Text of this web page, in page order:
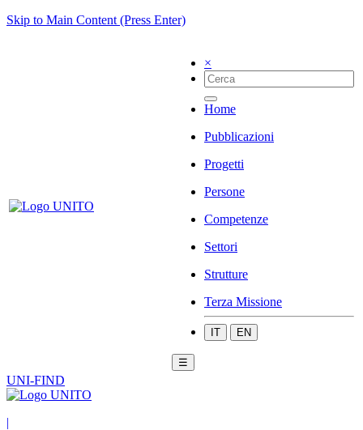
Skip to Main Content (Press Enter)
×
Home
Pubblicazioni
Progetti
Persone
Competenze
Settori
Strutture
Terza Missione
IT EN
☰
UNI-FIND
|